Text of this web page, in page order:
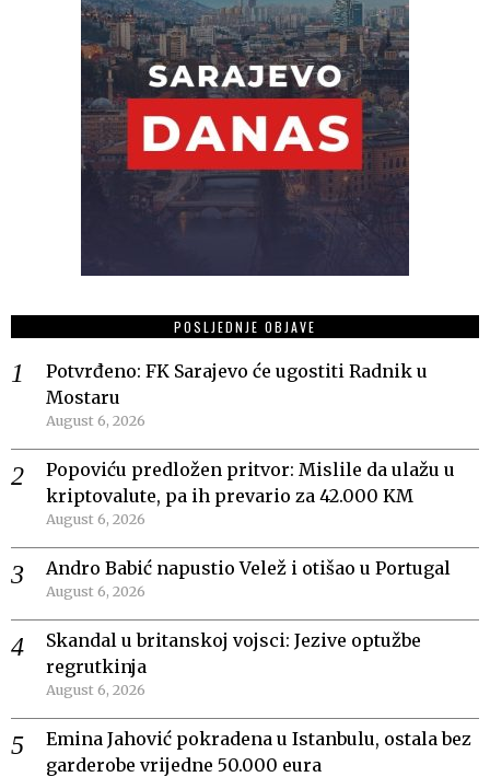
POSLJEDNJE OBJAVE
Potvrđeno: FK Sarajevo će ugostiti Radnik u
Mostaru
August 6, 2026
Popoviću predložen pritvor: Mislile da ulažu u
kriptovalute, pa ih prevario za 42.000 KM
August 6, 2026
Andro Babić napustio Velež i otišao u Portugal
August 6, 2026
Skandal u britanskoj vojsci: Jezive optužbe
regrutkinja
August 6, 2026
Emina Jahović pokradena u Istanbulu, ostala bez
garderobe vrijedne 50.000 eura